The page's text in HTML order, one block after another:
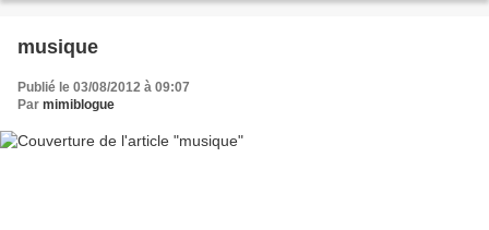
musique
Publié le 03/08/2012 à 09:07
Par mimiblogue